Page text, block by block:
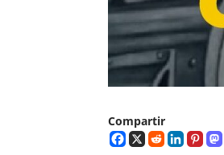
Compartir